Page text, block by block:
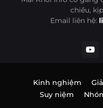
chiều,
Email liên hệ:
Kinh nghiệm
Suy niệm